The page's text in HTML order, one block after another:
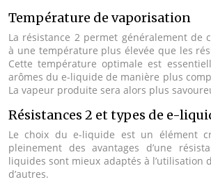
Température de vaporisation
La résistance 2 permet généralement de
à une température plus élevée que les
Cette température optimale est
arômes du e-liquide de manière plus
La vapeur produite sera alors plus
Résistances 2 et types de e-
Le choix du e-liquide est un élément
pleinement des avantages d’une
liquides sont mieux adaptés à l’utilisation
d’autres.